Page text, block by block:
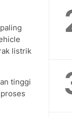
listrik
tinggi